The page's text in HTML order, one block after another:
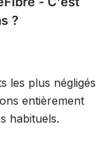
?
les plus négligés
entièrement
habituels.